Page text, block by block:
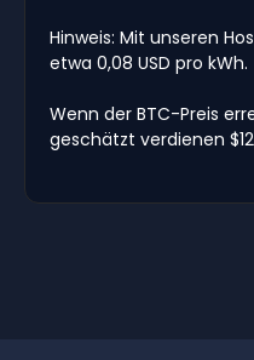
Hinweis: Mit unseren
etwa 0,08 USD pro kWh.
Wenn der BTC-Preis
geschätzt verdienen